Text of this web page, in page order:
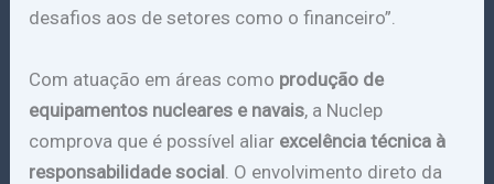
desafios aos de setores como o financeiro”.
Com atuação em áreas como produção de
equipamentos nucleares e navais, a Nuclep
comprova que é possível aliar excelência técnica à
responsabilidade social . O envolvimento direto da